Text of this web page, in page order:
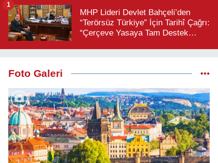
MHP Lideri Devlet Bahçeli’den
“Terörsüz Türkiye” İçin Tarihî Çağrı:
“Çerçeve Yasaya Tam Destek
1
Foto Galeri